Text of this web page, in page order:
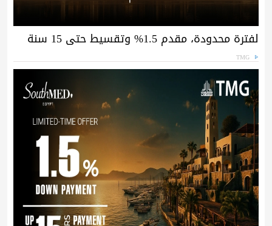
لفترة محدودة، مقدم 1.5% وتقسيط حتى 15 سنة
TMG